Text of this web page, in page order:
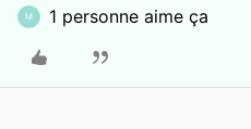
M 1 personne aime ça